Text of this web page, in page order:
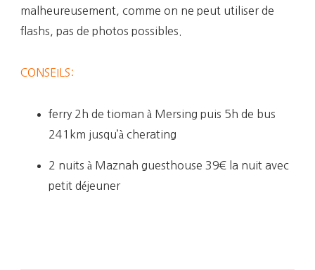
malheureusement, comme on ne peut utiliser de
flashs, pas de photos possibles.
CONSEILS:
ferry 2h de tioman à Mersing puis 5h de bus
241km jusqu’à cherating
2 nuits à Maznah guesthouse 39€ la nuit avec
petit déjeuner